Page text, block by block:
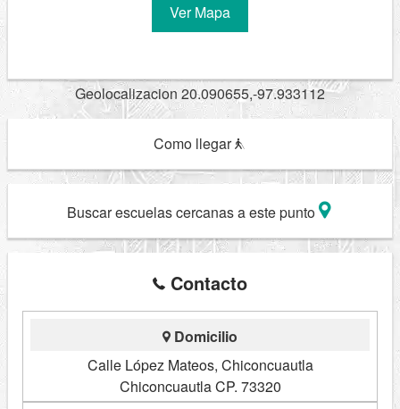
Ver Mapa
Geolocalizacion 20.090655,-97.933112
Como llegar
Buscar escuelas cercanas a este punto
Contacto
Domicilio
Calle López Mateos, Chiconcuautla
Chiconcuautla CP. 73320